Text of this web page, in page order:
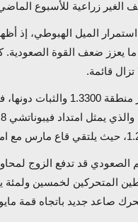
الغير زراعية للأسبوع
الميل الهبوطي، إذ
ما يعزز ضعف القوة
قائمة.
في حال نجح السعر في
المتحركين لخمسين
صاعد جديد باتجاه قمة مايو